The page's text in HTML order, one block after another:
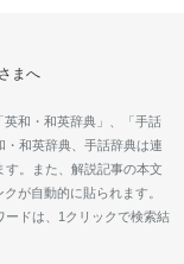
まへ
和・和英辞典」、「手話
和英辞典、手話辞典は連
。また、解説記事の本文
が自動的に貼られます。
ードは、1クリックで検索結